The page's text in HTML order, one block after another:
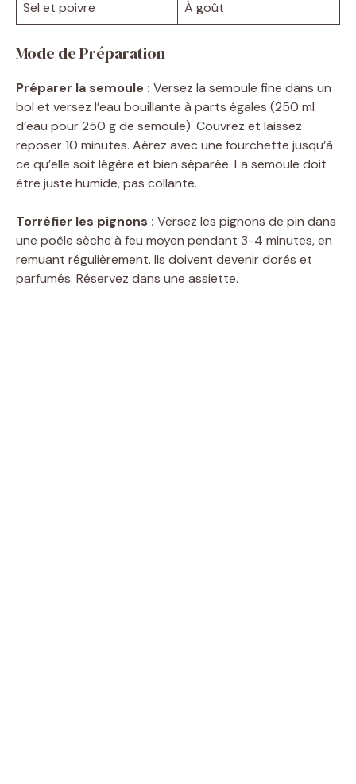
Sel et poivre À goût
Mode de Préparation
Préparer la semoule : Versez la semoule fine dans un
bol et versez l’eau bouillante à parts égales (250 ml
d’eau pour 250 g de semoule). Couvrez et laissez
reposer 10 minutes. Aérez avec une fourchette jusqu’à
ce qu’elle soit légère et bien séparée. La semoule doit
être juste humide, pas collante.
Torréfier les pignons : Versez les pignons de pin dans
une poêle sèche à feu moyen pendant 3-4 minutes, en
remuant régulièrement. Ils doivent devenir dorés et
parfumés. Réservez dans une assiette.